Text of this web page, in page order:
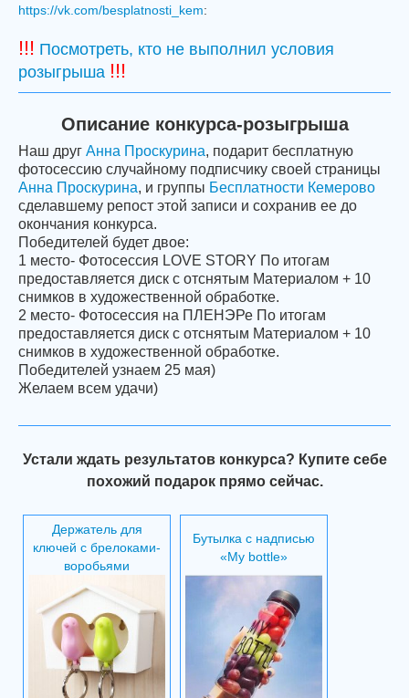
https://vk.com/besplatnosti_kem:
!!! Посмотреть, кто не выполнил условия
розыгрыша !!!
Описание конкурса-розыгрыша
Наш друг Анна Проскурина, подарит бесплатную
фотосессию случайному подписчику своей страницы
Анна Проскурина, и группы Бесплатноcти Кемерово
сделавшему репост этой записи и сохранив ее до
окончания конкурса.
Победителей будет двое:
1 место- Фотосессия LOVE STORY По итогам
предоставляется диск с отснятым Материалом + 10
снимков в художественной обработке.
2 место- Фотосессия на ПЛЕНЭРе По итогам
предоставляется диск с отснятым Материалом + 10
снимков в художественной обработке.
Победителей узнаем 25 мая)
Желаем всем удачи)
Устали ждать результатов конкурса? Купите себе
похожий подарок прямо сейчас.
Держатель для
ключей с брелоками-
воробьями
Бутылка с надписью
«My bottle»